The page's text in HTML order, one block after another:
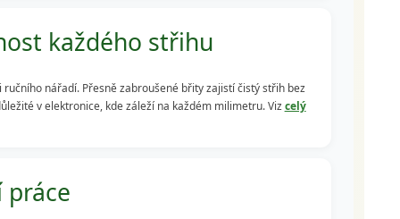
každého střihu
nářadí. Přesně zabroušené břity zajistí čistý střih bez
v elektronice, kde záleží na každém milimetru. Vizcelý
práce